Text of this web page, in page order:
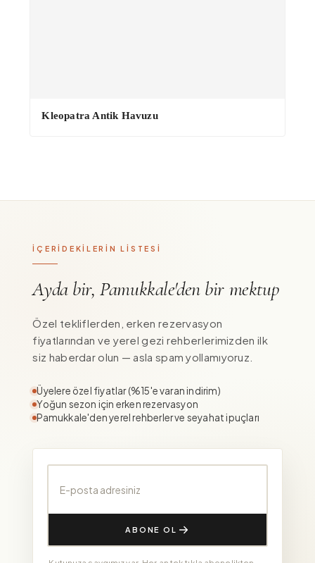
Kleopatra Antik Havuzu
İÇERİDEKİLERİN LİSTESİ
Ayda bir, Pamukkale'den bir mektup
Özel tekliflerden, erken rezervasyon
fiyatlarından ve yerel gezi rehberlerimizden ilk
siz haberdar olun — asla spam yollamıyoruz.
Üyelere özel fiyatlar (%15'e varan indirim)
Yoğun sezon için erken rezervasyon
Pamukkale'den yerel rehberler ve seyahat ipuçları
ABONE OL